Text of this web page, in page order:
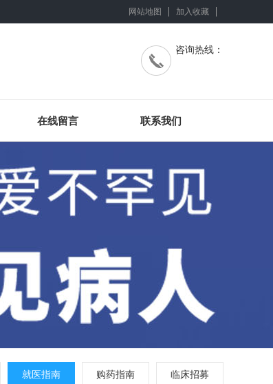
网站地图 加入收藏
咨询热线：
在线留言 联系我们
就医指南 购药指南 临床招募